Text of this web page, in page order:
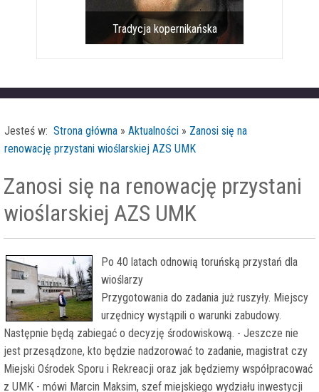
Tradycja kopernikańska
Jesteś w: Strona główna » Aktualności » Zanosi się na
renowację przystani wioślarskiej AZS UMK
Zanosi się na renowację przystani
wioślarskiej AZS UMK
Po 40 latach odnowią toruńską przystań dla
wioślarzy
Przygotowania do zadania już ruszyły. Miejscy
urzędnicy wystąpili o warunki zabudowy.
Następnie będą zabiegać o decyzję środowiskową. - Jeszcze nie
jest przesądzone, kto będzie nadzorować to zadanie, magistrat czy
Miejski Ośrodek Sporu i Rekreacji oraz jak będziemy współpracować
z UMK - mówi Marcin Maksim, szef miejskiego wydziału inwestycji